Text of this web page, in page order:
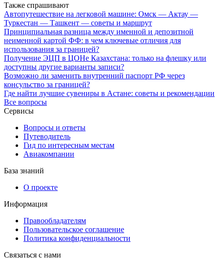
Также спрашивают
Автопутешествие на легковой машине: Омск — Актау —
Туркестан — Ташкент — советы и маршрут
Принципиальная разница между именной и депозитной
неименной картой ФФ: в чем ключевые отличия для
использования за границей?
Получение ЭЦП в ЦОНе Казахстана: только на флешку или
доступны другие варианты записи?
Возможно ли заменить внутренний паспорт РФ через
консульство за границей?
Где найти лучшие сувениры в Астане: советы и рекомендации
Все вопросы
Сервисы
Вопросы и ответы
Путеводитель
Гид по интересным местам
Авиакомпании
База знаний
О проекте
Информация
Правообладателям
Пользовательское соглашение
Политика конфиденциальности
Связаться с нами